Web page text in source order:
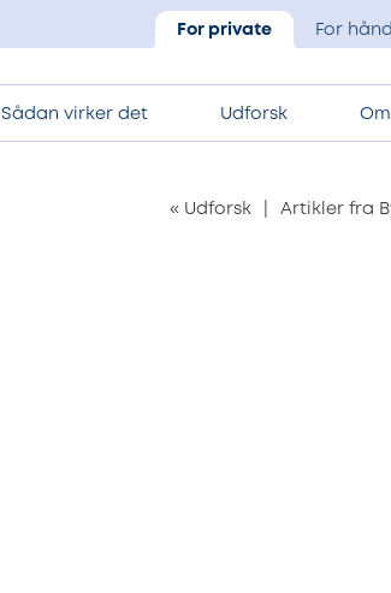
For private For
Sådan virker det Udforsk
« Udforsk Artikler fra